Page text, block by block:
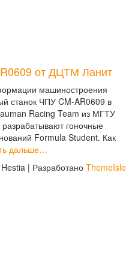
от ДЦТМ Ланит
машиностроения
станок ЧПУ CM-AR0609 в
Racing Team из МГТУ
гоночные
Formula Student. Как
дальше…
Hestia | Разработано ThemeIsle